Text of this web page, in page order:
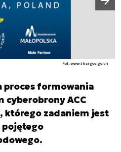
Fot. www.thaigov.go.th
proces formowania
cyberobrony ACC
którego zadaniem jest
pojętego